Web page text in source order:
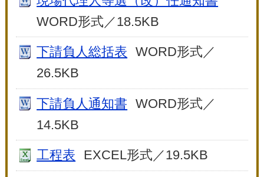
WORD形式／18.5KB
下請負人総括表
WORD形式／
26.5KB
下請負人通知書
WORD形式／
14.5KB
工程表 EXCEL形式／19.5KB